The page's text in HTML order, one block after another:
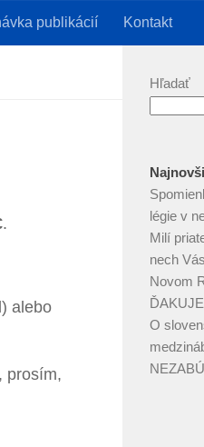
publikácií Kontakt
.
alebo
prosím,
Hľadať
légie v
Milí
nech
Novom
O